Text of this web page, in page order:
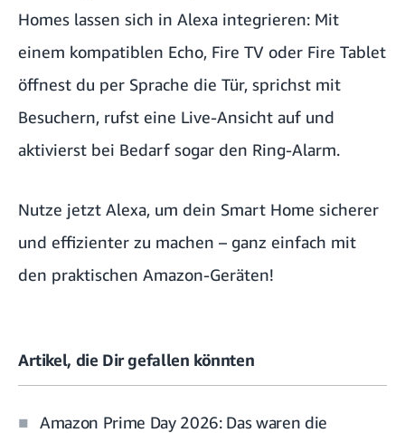
Homes lassen sich in Alexa integrieren: Mit
einem kompatiblen Echo, Fire TV oder Fire Tablet
öffnest du per Sprache die Tür, sprichst mit
Besuchern, rufst eine Live-Ansicht auf und
aktivierst bei Bedarf sogar den Ring-Alarm.
Nutze jetzt Alexa, um dein Smart Home sicherer
und effizienter zu machen – ganz einfach mit
den praktischen Amazon-Geräten!
Artikel, die Dir gefallen könnten
Amazon Prime Day 2026: Das waren die